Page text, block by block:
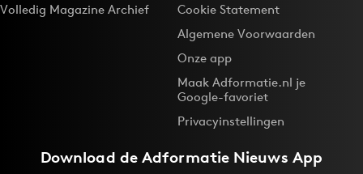
Volledig Magazine Archief
Cookie Statement
Algemene Voorwaarden
Onze app
Maak Adformatie.nl je
Google-favoriet
Privacyinstellingen
Download deAdformatie Nieuws App